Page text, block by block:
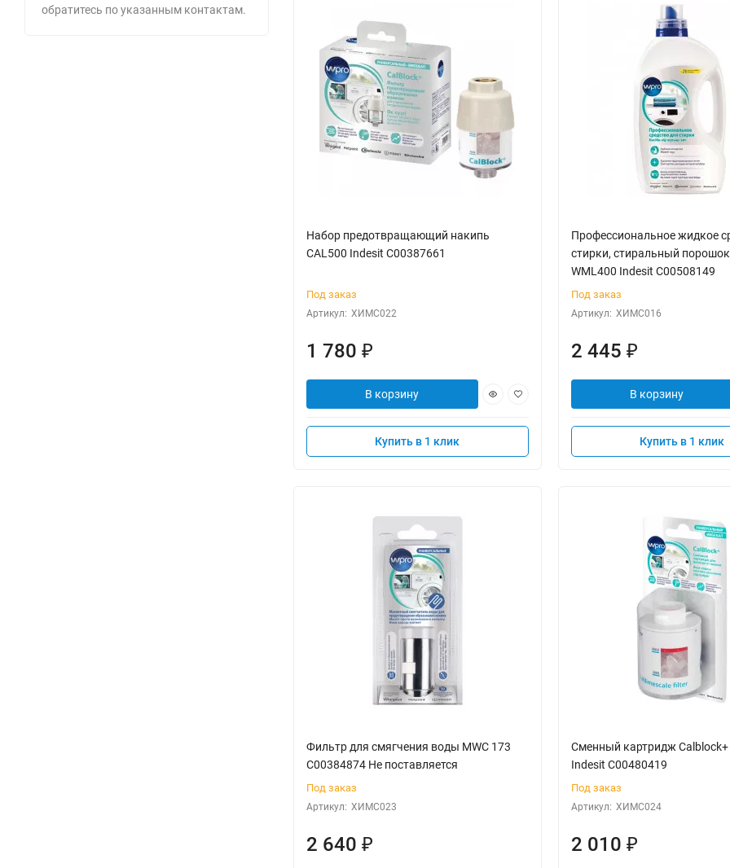
обратитесь по указанным контактам.
Набор предотвращающий накипь
CAL500 Indesit C00387661
Под заказ
Артикул: ХИМС022
1 780 ₽
В корзину
Купить в 1 клик
Профессиональное жидкое
стирки, стиральный порошок
WML400 Indesit C00508149
Под заказ
Артикул: ХИМС016
2 445 ₽
В корзину
Купить в 1 клик
Фильтр для смягчения воды MWC 173
C00384874 Не поставляется
Под заказ
Артикул: ХИМС023
2 640 ₽
Сменный картридж Calblock+
Indesit C00480419
Под заказ
Артикул: ХИМС024
2 010 ₽